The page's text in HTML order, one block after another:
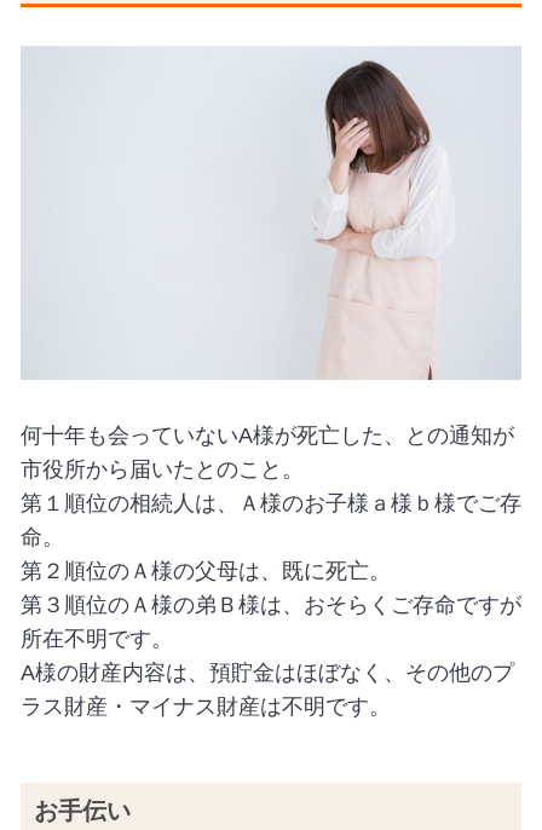
何十年も会っていないA様が死亡した、との通知が
市役所から届いたとのこと。
第１順位の相続人は、Ａ様のお子様ａ様ｂ様でご存
命。
第２順位のＡ様の父母は、既に死亡。
第３順位のＡ様の弟Ｂ様は、おそらくご存命ですが
所在不明です。
A様の財産内容は、預貯金はほぼなく、その他のプ
ラス財産・マイナス財産は不明です。
お手伝い